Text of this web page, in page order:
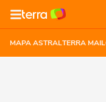
MAPA ASTRALTERRA MAIL